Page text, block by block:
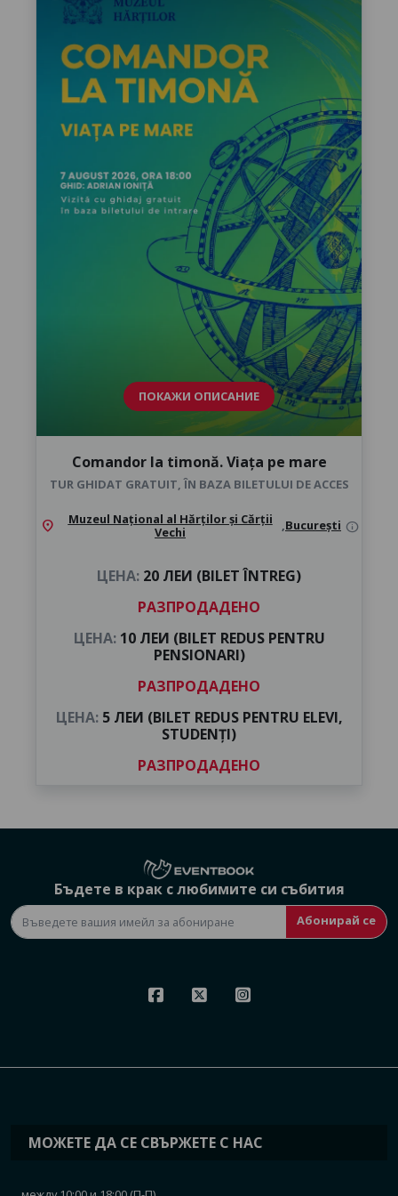
ПОКАЖИ ОПИСАНИЕ
Comandor la timonă. Viața pe mare
TUR GHIDAT GRATUIT, ÎN BAZA BILETULUI DE ACCES
location_on
Muzeul Național al Hărților și Cărții
Vechi
,București info
ЦЕНА: 20 ЛЕИ (BILET ÎNTREG)
РАЗПРОДАДЕНО
ЦЕНА:10 ЛЕИ (BILET REDUS PENTRU
PENSIONARI)
РАЗПРОДАДЕНО
ЦЕНА:5 ЛЕИ (BILET REDUS PENTRU ELEVI,
STUDENȚI)
РАЗПРОДАДЕНО
Бъдете в крак с любимите си събития
Абонирай се
МОЖЕТЕ ДА СЕ СВЪРЖЕТЕ С НАС